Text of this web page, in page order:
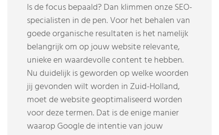
Is de focus bepaald? Dan klimmen onze SEO-
specialisten in de pen. Voor het behalen van
goede organische resultaten is het namelijk
belangrijk om op jouw website relevante,
unieke en waardevolle content te hebben.
Nu duidelijk is geworden op welke woorden
jij gevonden wilt worden in Zuid-Holland,
moet de website geoptimaliseerd worden
voor deze termen. Dat is de enige manier
waarop Google de intentie van jouw